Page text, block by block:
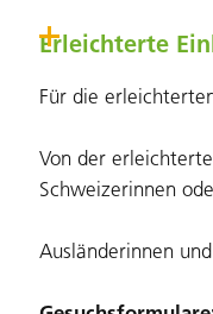
Erleichterte
Für die
Von der
Schweizerinnen
Ausländerinnen